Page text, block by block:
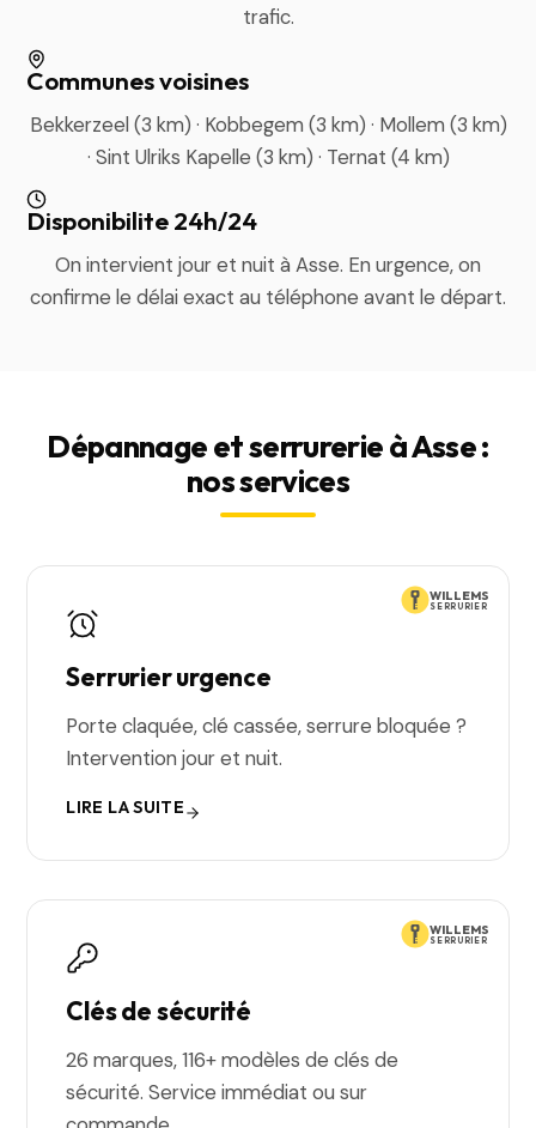
trafic.
Communes voisines
Bekkerzeel (3 km) · Kobbegem (3 km) · Mollem (3 km)
· Sint Ulriks Kapelle (3 km) · Ternat (4 km)
Disponibilite 24h/24
On intervient jour et nuit à Asse. En urgence, on
confirme le délai exact au téléphone avant le départ.
Dépannage et serrurerie à Asse :
nos services
WILLEMS
SERRURIER
Serrurier urgence
Porte claquée, clé cassée, serrure bloquée ?
Intervention jour et nuit.
LIRE LA SUITE
WILLEMS
SERRURIER
Clés de sécurité
26 marques, 116+ modèles de clés de
sécurité. Service immédiat ou sur